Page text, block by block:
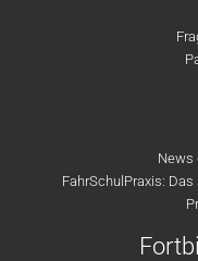
News
FahrSchulPraxis: